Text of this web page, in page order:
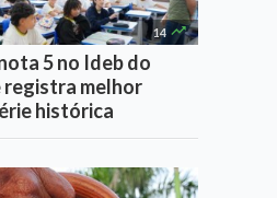
14 
5 no Ideb do
registra melhor
histórica